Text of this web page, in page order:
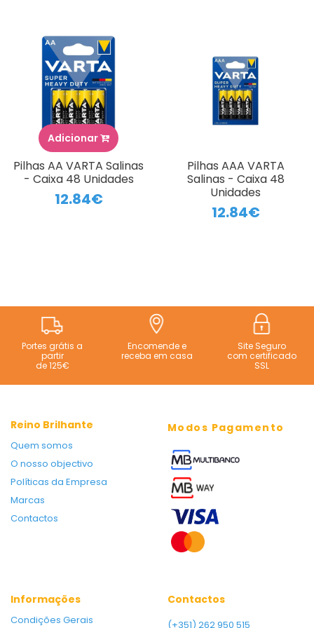
Adicionar
Pilhas AA VARTA Salinas
- Caixa 48 Unidades
12.84€
Pilhas AAA VARTA
Salinas - Caixa 48
Unidades
12.84€
Portes grátis a
partir
de 125€
Encomende e
receba em casa
Site Seguro
com certificado
SSL
Reino Brilhante
Quem somos
O nosso objectivo
Políticas da Empresa
Marcas
Contactos
Modos Pagamento
Informações
Condições Gerais
Contactos
(+351) 262 950 515